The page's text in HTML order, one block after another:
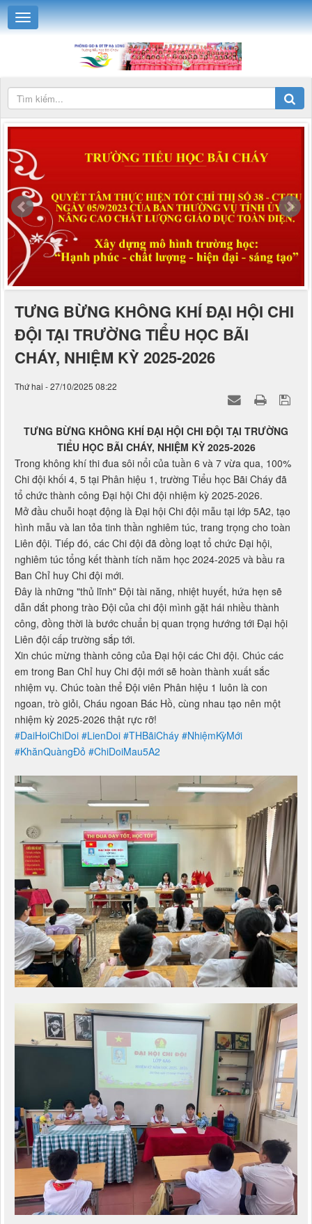
TƯNG BỪNG KHÔNG KHÍ ĐẠI HỘI CHI
ĐỘI TẠI TRƯỜNG TIỂU HỌC BÃI
CHÁY, NHIỆM KỲ 2025-2026
TƯNG BỪNG KHÔNG KHÍ ĐẠI HỘI CHI ĐỘI TẠI TRƯỜNG
TIỂU HỌC BÃI CHÁY, NHIỆM KỲ 2025-2026
Trong không khí thi đua sôi nổi của tuần 6 và 7 vừa qua, 100%
Chi đội khối 4, 5 tại Phân hiệu 1, trường Tiểu học Bãi Cháy đã
tổ chức thành công Đại hội Chi đội nhiệm kỳ 2025-2026.
Mở đầu chuỗi hoạt động là Đại hội Chi đội mẫu tại lớp 5A2, tạo
hình mẫu và lan tỏa tinh thần nghiêm túc, trang trọng cho toàn
Liên đội. Tiếp đó, các Chi đội đã đồng loạt tổ chức Đại hội,
nghiêm túc tổng kết thành tích năm học 2024-2025 và bầu ra
Ban Chỉ huy Chi đội mới.
Đây là những "thủ lĩnh" Đội tài năng, nhiệt huyết, hứa hẹn sẽ
dẫn dắt phong trào Đội của chi đội mình gặt hái nhiều thành
công, đồng thời là bước chuẩn bị quan trọng hướng tới Đại hội
Liên đội cấp trường sắp tới.
Xin chúc mừng thành công của Đại hội các Chi đội. Chúc các
em trong Ban Chỉ huy Chi đội mới sẽ hoàn thành xuất sắc
nhiệm vụ. Chúc toàn thể Đội viên Phân hiệu 1 luôn là con
ngoan, trò giỏi, Cháu ngoan Bác Hồ, cùng nhau tạo nên một
nhiệm kỳ 2025-2026 thật rực rỡ!
#DaiHoiChiDoi #LienDoi #THBãiCháy
#KhănQuàngĐỏ #ChiDoiMau5A2